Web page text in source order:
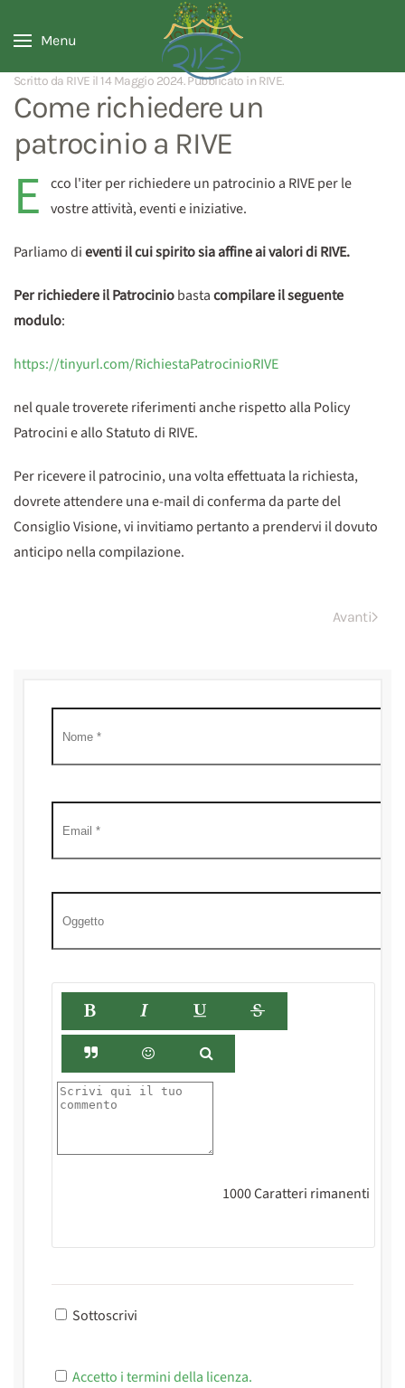
Menu
Scritto da RIVE il 14 Maggio 2024. Pubblicato in RIVE.
Come richiedere un
patrocinio a RIVE
E cco l'iter per richiedere un patrocinio a RIVE per le
vostre attività, eventi e iniziative.
Parliamo dieventi il cui spirito sia affine ai valori di RIVE.
Per richiedere il Patrociniobastacompilare il seguente
modulo:
https://tinyurl.com/RichiestaPatrocinioRIVE
nel quale troverete riferimenti anche rispetto alla Policy
Patrocini e allo Statuto di RIVE.
Per ricevere il patrocinio, una volta effettuata la richiesta,
dovrete attendere una e-mail di conferma da parte del
Consiglio Visione, vi invitiamo pertanto a prendervi il dovuto
anticipo nella compilazione.
Avanti
1000Caratteri rimanenti
Sottoscrivi
Accetto i termini della licenza.